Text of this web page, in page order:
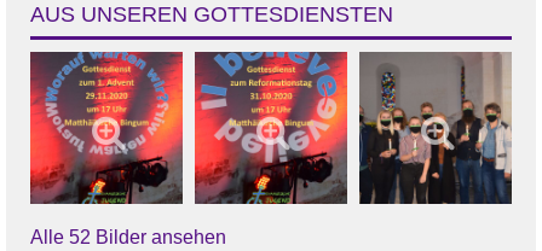
AUS UNSEREN GOTTESDIENSTEN
Alle 52 Bilder ansehen